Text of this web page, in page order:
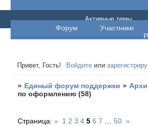
Единый форум
Форум Участники
Активные темы
Привет, Гость! Войдите или
» Единый форум поддержки »
по оформлению (58)
Страница:« 1 2 3 4 5 6 7 50 »